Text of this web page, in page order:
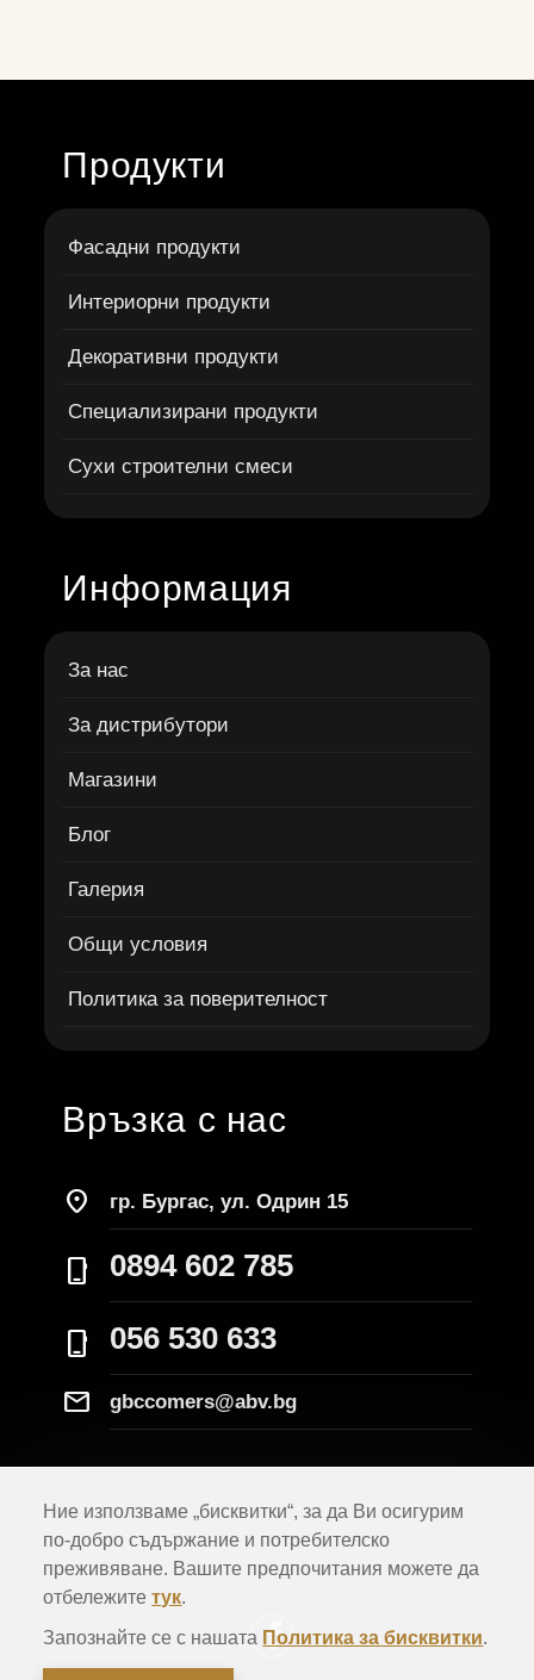
Продукти
Фасадни продукти
Интериорни продукти
Декоративни продукти
Специализирани продукти
Сухи строителни смеси
Информация
За нас
За дистрибутори
Магазини
Блог
Галерия
Общи условия
Политика за поверителност
Връзка с нас
location_on гр. Бургас, ул. Одрин 15
phone_iphone 0894 602 785
phone_iphone 056 530 633
Mail gbccomers@abv.bg
Ние използваме „бисквитки“, за да Ви осигурим
по-добро съдържание и потребителско
преживяване. Вашите предпочитания можете да
отбележитетук.
Запознайте се с нашата Политика за бисквитки.